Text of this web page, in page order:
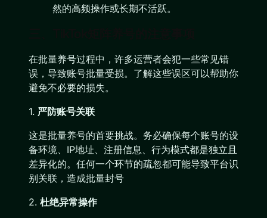
然的高频操作或长期不活跃。
在批量养号过程中，许多运营者会犯一些常见错
误，导致账号批量受损。了解这些误区可以帮助你
避免不必要的损失。
1. 严防账号关联
这是批量养号的首要挑战。务必确保每个账号的设
备环境、IP地址、注册信息、行为模式都是独立且
差异化的。任何一个环节的疏忽都可能导致平台识
别关联，造成批量封号
2. 杜绝异常操作